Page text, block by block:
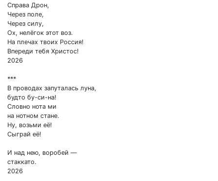
Справа Дрон,
Через поле,
Через силу,
Ох, нелёгок этот воз.
На плечах твоих Россия!
Впереди тебя Христос!
2026
***
В проводах запуталась луна,
будто бу-си-на!
Словно нота ми
на нотном стане.
Ну, возьми её!
Сыграй её!
И над нею, воробей —
стаккато.
2026